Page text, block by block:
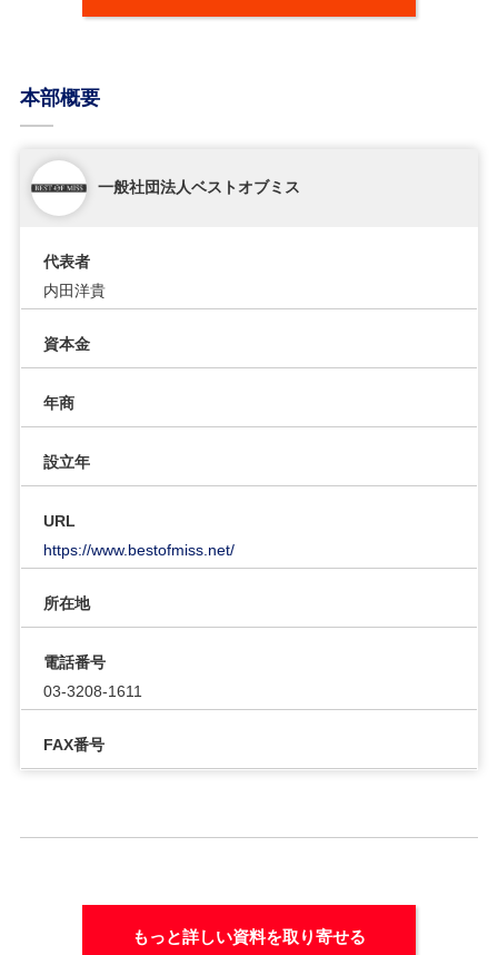
本部概要
一般社団法人ベストオブミス
代表者
内田洋貴
資本金
年商
設立年
URL
https://www.bestofmiss.net/
所在地
電話番号
03-3208-1611
FAX番号
もっと詳しい資料を取り寄せる